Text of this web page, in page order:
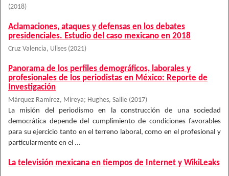
(2018)
Aclamaciones, ataques y defensas en los debates
presidenciales. Estudio del caso mexicano en 2018
Cruz Valencia, Ulises (2021)
Panorama de los perfiles demográficos, laborales y
profesionales de los periodistas en México: Reporte de
Investigación
Márquez Ramírez, Mireya; Hughes, Sallie (2017)
La misión del periodismo en la construcción de una sociedad
democrática depende del cumplimiento de condiciones favorables
para su ejercicio tanto en el terreno laboral, como en el profesional y
particularmente en el ...
La televisión mexicana en tiempos de Internet y WikiLeaks